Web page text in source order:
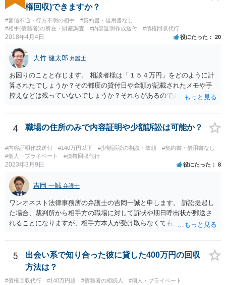
権回収)できますか？
#音信不通・行方不明の相手
#契約書・借用書なし
#相手(債務者)の所在・財産調査
#内容証明作成送付 #債権回収代行
2018年4月4日 役にたった 20
大竹 健太郎 弁護士
お困りのことと存じます。 相談者様は「１５４万円」をどのように計
算されたでしょうか？その都度の貸付日や金額が記載されたメモや手
控えなどは残っていないでしょうか？それらがあるのであればメール
です。 彼の住所については住民票上の住所であれば調査することは可
能です。 弁護士に依頼した際の費用にいては現在弁護士費用が自由化
ますが、交渉を依頼すると①着手金が請求額×8％or10万円の高い方、
②成功報酬が16％、③実費というところでしょうか。法律事務所によ
っては別途日当を請求するところもあると思います。 勝訴の見込みや
回収の見込み、私にご依頼いただいた場合の費用については、詳細を
お伺いできればお伝えさせていただきますので、宜しければ、個別に
ご連絡頂けますと幸いです。 宜しくお願い致します。
4 職場の住所のみで内容証明や少額訴訟は可能か？
#内容証明作成送付 #140万円以下 #少額訴訟の相談・依頼
#契約書・借用書なし
#個人・プライベート
#債権回収代行
2023年3月9日 役にたった 8
吉岡 一誠 弁護士
ワンオネスト法律事務所の弁護士の吉岡一誠と申します。 訴訟提起し
た場合、裁判所から相手方の職場に対して訴状や期日呼出状が郵送さ
れることになりますが、相手方本人が受け取らなくても、勤務先の他
可能性があります。 諦めずに追及を続けることで回収に至ることはま
まあるため、少額訴訟につき前向きに検討して良いかと思います。
5
出会い系で知り合った彼に貸した400万円の回収
方法は？
#債権回収代行 #140万円超 #債務者の相続人
#個人・プライベート